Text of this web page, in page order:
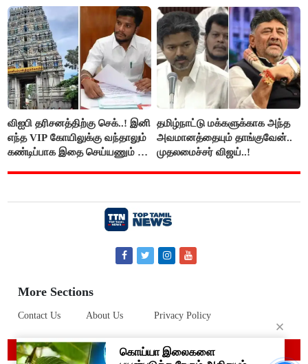
விஐபி தரிசனத்திற்கு செக்..! இனி
எந்த VIP கோயிலுக்கு வந்தாலும்
கண்டிப்பாக இதை செய்யணும் -
தமிழ்நாட்டு மக்களுக்காக அந்த
அவமானத்தையும் தாங்குவேன்..
முதலமைச்சர் விஜய்..!
More Sections
Contact Us About Us Privacy Policy
© 2019 Top Tamil News